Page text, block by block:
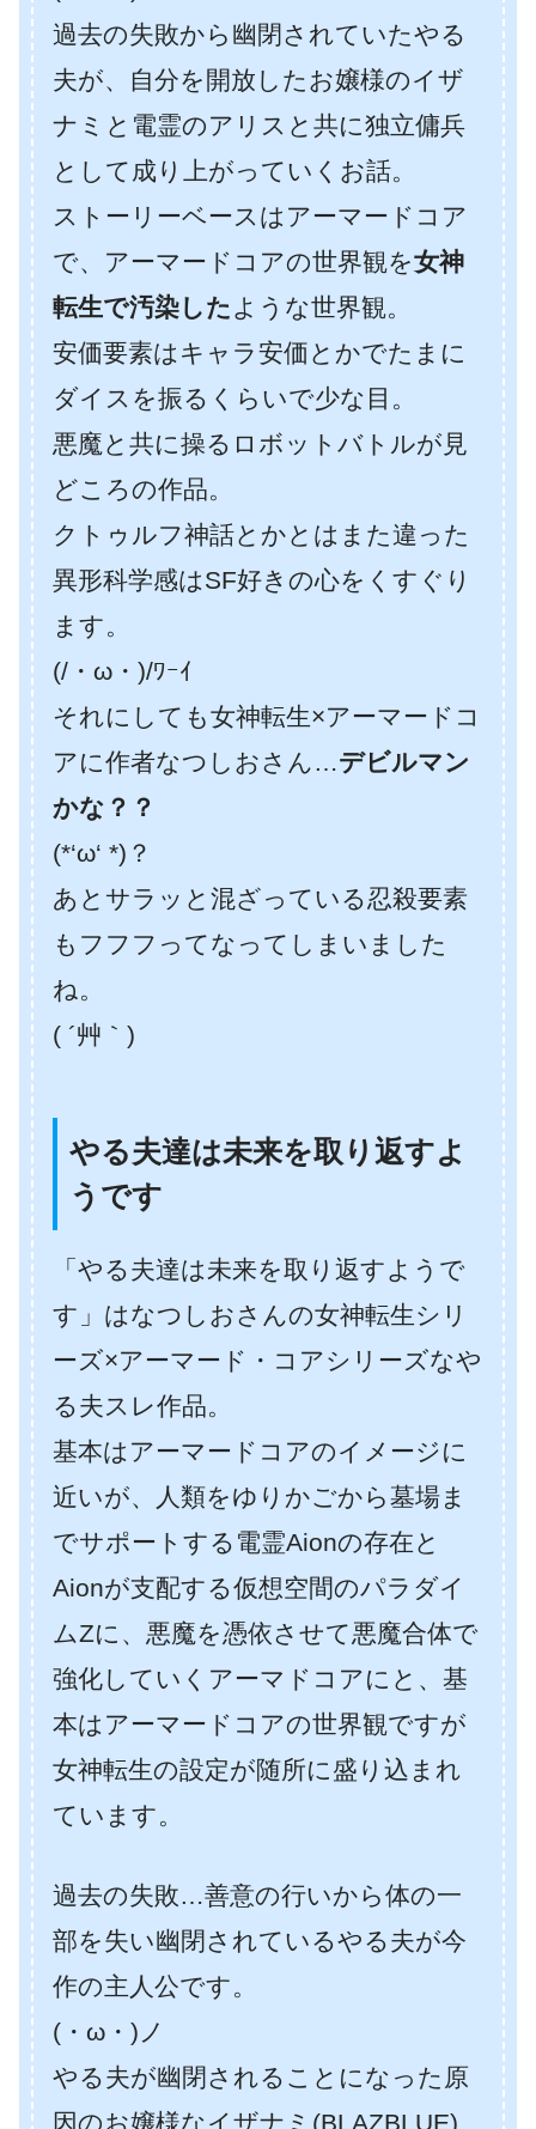
過去の失敗から幽閉されていたやる
夫が、自分を開放したお嬢様のイザ
ナミと電霊のアリスと共に独立傭兵
として成り上がっていくお話。
ストーリーベースはアーマードコア
で、アーマードコアの世界観を女神
転生で汚染した ような世界観。
安価要素はキャラ安価とかでたまに
ダイスを振るくらいで少な目。
悪魔と共に操るロボットバトルが見
どころの作品。
クトゥルフ神話とかとはまた違った
異形科学感はSF好きの心をくすぐり
ます。
(/・ω・)/ﾜｰｲ
それにしても女神転生×アーマードコ
アに作者なつしおさん…デビルマン
かな？？
(*‘ω‘ *)？
あとサラッと混ざっている忍殺要素
もフフフってなってしまいました
ね。
( ´艸｀)
やる夫達は未来を取り返すよ
うです
「やる夫達は未来を取り返すようで
す」はなつしおさんの女神転生シリ
ーズ×アーマード・コアシリーズなや
る夫スレ作品。
基本はアーマードコアのイメージに
近いが、人類をゆりかごから墓場ま
でサポートする電霊Aionの存在と
Aionが支配する仮想空間のパラダイ
ムZに、悪魔を憑依させて悪魔合体で
強化していくアーマドコアにと、基
本はアーマードコアの世界観ですが
女神転生の設定が随所に盛り込まれ
ています。
過去の失敗…善意の行いから体の一
部を失い幽閉されているやる夫が今
作の主人公です。
(・ω・)ノ
やる夫が幽閉されることになった原
因のお嬢様なイザナミ(BLAZBLUE)